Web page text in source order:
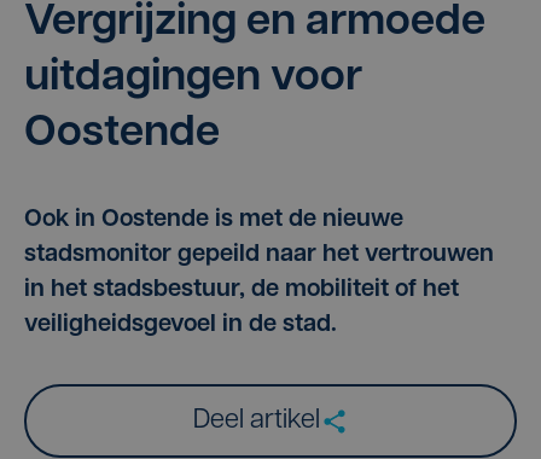
Ver­grij­zing en armoe­de
uit­da­gin­gen voor
Oostende
Ook in Oostende is met de nieuwe
stadsmonitor gepeild naar het vertrouwen
in het stadsbestuur, de mobiliteit of het
veiligheidsgevoel in de stad.
Deel artikel